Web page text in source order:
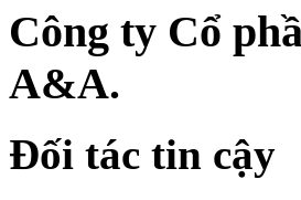
Công ty Cổ
A&A.
Đối tác tin cậy